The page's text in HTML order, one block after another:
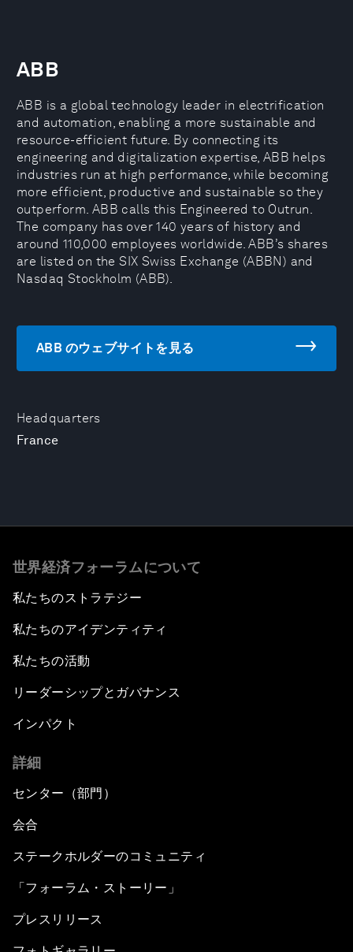
Headquarters
France
ABB
ABB is a global technology leader in electrification
and automation, enabling a more sustainable and
resource-efficient future. By connecting its
engineering and digitalization expertise, ABB helps
industries run at high performance, while becoming
more efficient, productive and sustainable so they
outperform. ABB calls this Engineered to Outrun.
The company has over 140 years of history and
around 110,000 employees worldwide. ABB’s shares
are listed on the SIX Swiss Exchange (ABBN) and
Nasdaq Stockholm (ABB).
ABB のウェブサイトを見る
世界経済フォーラムについて
私たちのストラテジー
私たちのアイデンティティ
私たちの活動
リーダーシップとガバナンス
インパクト
詳細
センター（部門）
会合
ステークホルダーのコミュニティ
「フォーラム・ストーリー」
プレスリリース